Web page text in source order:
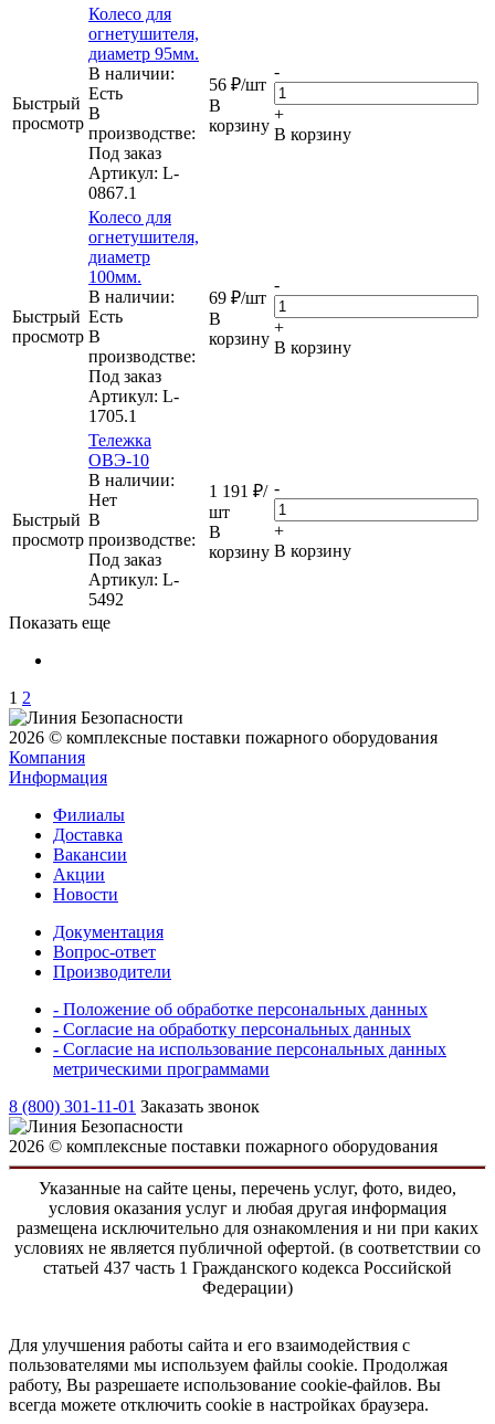
Быстрый
просмотр
Колесо для
огнетушителя,
диаметр 95мм.
В наличии:
Eсть
В
производстве:
Под заказ
Артикул: L-
0867.1
56 ₽/шт
В
корзину
-
+
В корзину
Быстрый
просмотр
Колесо для
огнетушителя,
диаметр
100мм.
В наличии:
Eсть
В
производстве:
Под заказ
Артикул: L-
1705.1
69 ₽/шт
В
корзину
-
+
В корзину
Быстрый
просмотр
Тележка
ОВЭ-10
В наличии:
Нет
В
производстве:
Под заказ
Артикул: L-
5492
1 191 ₽/
шт
В
корзину
-
+
В корзину
Показать еще
1 2
2026 © комплексные поставки пожарного оборудования
Компания
Информация
Филиалы
Доставка
Вакансии
Акции
Новости
Документация
Вопрос-ответ
Производители
- Положение об обработке персональных данных
- Согласие на обработку персональных данных
- Согласие на использование персональных данных
метрическими программами
8 (800) 301-11-01 Заказать звонок
2026 © комплексные поставки пожарного оборудования
Указанные на сайте цены, перечень услуг, фото, видео,
условия оказания услуг и любая другая информация
размещена исключительно для ознакомления и ни при каких
условиях не является публичной офертой. (в соответствии со
статьей 437 часть 1 Гражданского кодекса Российской
Федерации)
Для улучшения работы сайта и его взаимодействия с
пользователями мы используем файлы cookie. Продолжая
работу, Вы разрешаете использование cookie-файлов. Вы
всегда можете отключить cookie в настройках браузера.